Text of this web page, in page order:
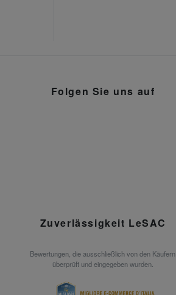
Folgen Sie uns auf
Zuverlässigkeit LeSAC
Bewertungen, die ausschließlich von den Käufern
überprüft und eingegeben wurden.